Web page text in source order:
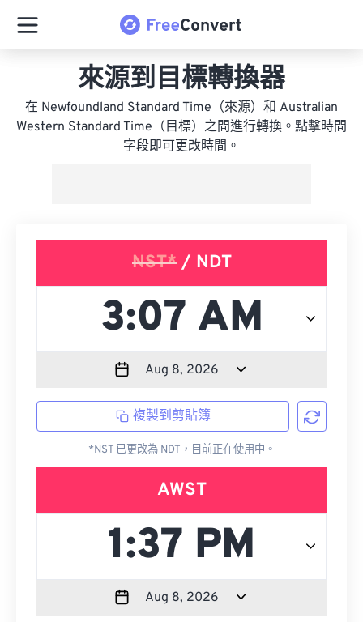
來源到目標轉換器
在 Newfoundland Standard Time（來源）和 Australian
Western Standard Time（目標）之間進行轉換。點擊時間
字段即可更改時間。
NST*/ NDT
複製到剪貼簿
*NST 已更改為 NDT，目前正在使用中。
AWST